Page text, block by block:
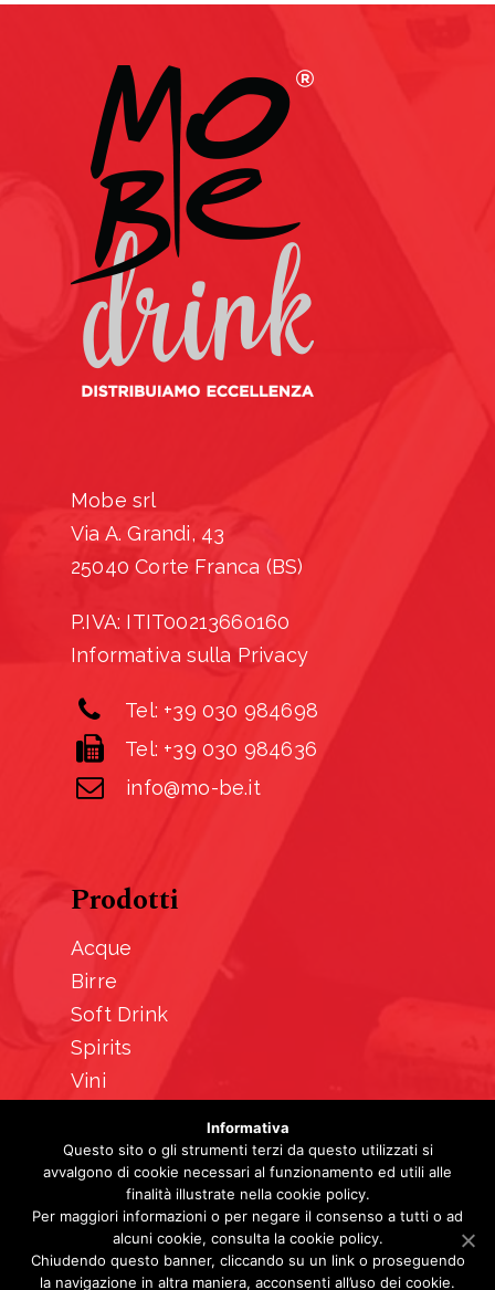
Mobe srl
Via A. Grandi, 43
25040 Corte Franca (BS)
P.IVA: ITIT00213660160
Informativa sulla Privacy
Tel: +39 030 984698
Tel: +39 030 984636
info@mo-be.it
Prodotti
Acque
Birre
Soft Drink
Spirits
Vini
© 2026 Mobe.
Informativa
Questo sito o gli strumenti terzi da questo utilizzati si
avvalgono di cookie necessari al funzionamento ed utili alle
finalità illustrate nella cookie policy.
Per maggiori informazioni o per negare il consenso a tutti o ad
alcuni cookie, consulta la cookie policy.
Chiudendo questo banner, cliccando su un link o proseguendo
la navigazione in altra maniera, acconsenti all’uso dei cookie.